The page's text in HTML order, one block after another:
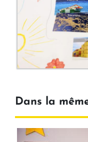
Dans la